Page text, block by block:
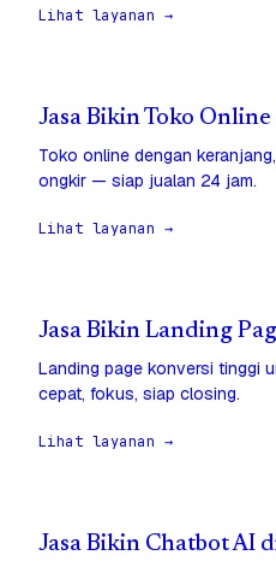
Lihat layanan →
Jasa Bikin Toko
Toko online dengan
ongkir — siap jualan 24 jam.
Lihat layanan →
Jasa Bikin Landing
Landing page konversi tinggi
cepat, fokus, siap closing.
Lihat layanan →
Jasa Bikin Chatbot AI